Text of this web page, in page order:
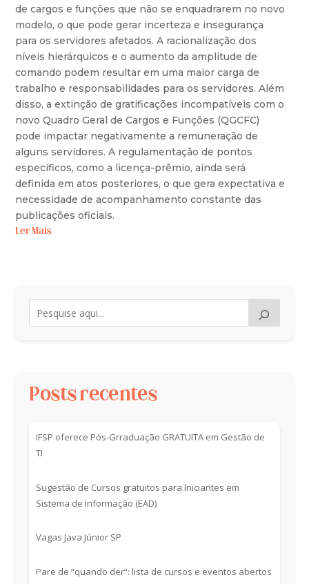
de cargos e funções que não se enquadrarem no novo
modelo, o que pode gerar incerteza e insegurança
para os servidores afetados. A racionalização dos
níveis hierárquicos e o aumento da amplitude de
comando podem resultar em uma maior carga de
trabalho e responsabilidades para os servidores. Além
disso, a extinção de gratificações incompatíveis com o
novo Quadro Geral de Cargos e Funções (QGCFC)
pode impactar negativamente a remuneração de
alguns servidores. A regulamentação de pontos
específicos, como a licença-prêmio, ainda será
definida em atos posteriores, o que gera expectativa e
necessidade de acompanhamento constante das
publicações oficiais.
Ler Mais
Posts recentes
IFSP oferece Pós-Grraduação GRATUITA em Gestão de
TI
Sugestão de Cursos gratuitos para Iniciantes em
Sistema de Informação (EAD)
Vagas Java Júnior SP
Pare de “quando der”: lista de cursos e eventos abertos